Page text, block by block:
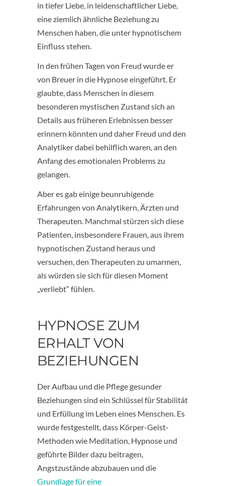
in tiefer Liebe, in leidenschaftlicher Liebe,
eine ziemlich ähnliche Beziehung zu
Menschen haben, die unter hypnotischem
Einfluss stehen.
In den frühen Tagen von Freud wurde er
von Breuer in die Hypnose eingeführt. Er
glaubte, dass Menschen in diesem
besonderen mystischen Zustand sich an
Details aus früheren Erlebnissen besser
erinnern könnten und daher Freud und den
Analytiker dabei behilflich waren, an den
Anfang des emotionalen Problems zu
gelangen.
Aber es gab einige beunruhigende
Erfahrungen von Analytikern, Ärzten und
Therapeuten. Manchmal stürzen sich diese
Patienten, insbesondere Frauen, aus ihrem
hypnotischen Zustand heraus und
versuchen, den Therapeuten zu umarmen,
als würden sie sich für diesen Moment
„verliebt“ fühlen.
HYPNOSE ZUM
ERHALT VON
BEZIEHUNGEN
Der Aufbau und die Pflege gesunder
Beziehungen sind ein Schlüssel für Stabilität
und Erfüllung im Leben eines Menschen. Es
wurde festgestellt, dass Körper-Geist-
Methoden wie Meditation, Hypnose und
geführte Bilder dazu beitragen,
Angstzustände abzubauen und die
Grundlage für eine